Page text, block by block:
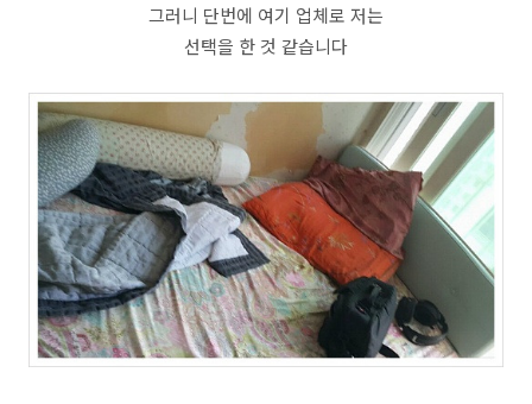
그러니 단번에 여기 업체로 저는
선택을 한 것 같습니다